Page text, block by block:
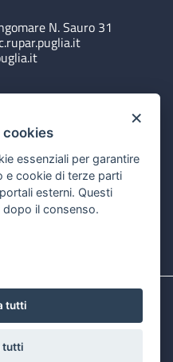
N. Sauro 31
×
cookies
essenziali per garantire
e cookie di terze parti
esterni. Questi
il consenso.
tutti
tutti